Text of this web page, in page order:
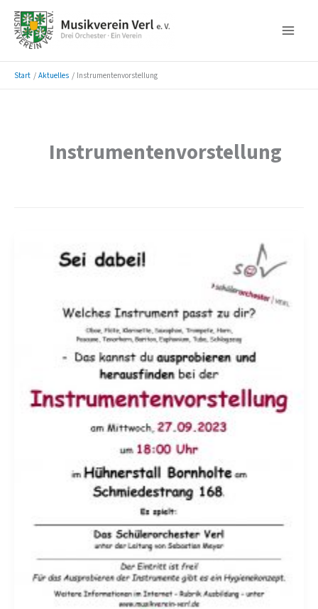
Zum
Inhalt
springen
Start Aktuelles Instrumentenvorstellung
Instrumentenvorstellung